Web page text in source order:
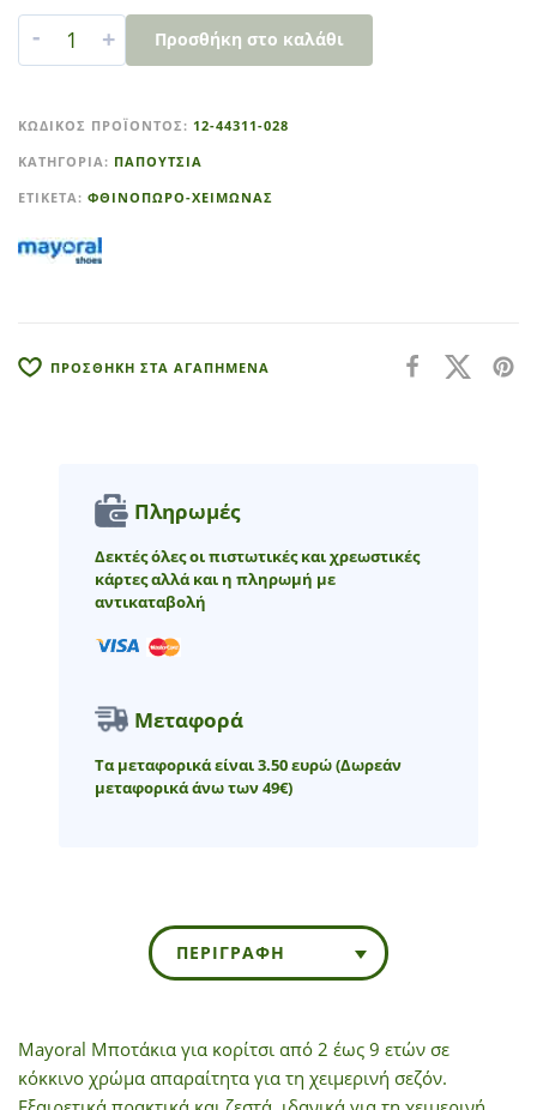
- + Προσθήκη στο καλάθι
t
e
r
a
e
ΚΩΔΙΚΌΣ ΠΡΟΪΌΝΤΟΣ: 12-44311-028
ΚΑΤΗΓΟΡΊΑ: ΠΑΠΟΥΤΣΙΑ
ΕΤΙΚΈΤΑ: ΦΘΙΝΟΠΩΡΟ-ΧΕΙΜΩΝΑΣ
ΠΡΟΣΘΗΚΗ ΣΤΑ ΑΓΑΠΗΜΕΝΑ
Πληρωμές
Δεκτές όλες οι πιστωτικές και χρεωστικές
κάρτες αλλά και η πληρωμή με
αντικαταβολή
Μεταφορά
Τα μεταφορικά είναι 3.50 ευρώ(Δωρεάν
μεταφορικά άνω των 49€)
ΠΕΡΙΓΡΑΦΉ
Mayoral Μποτάκια για κορίτσι από 2 έως 9 ετών σε
κόκκινο χρώμα απαραίτητα για τη χειμερινή σεζόν.